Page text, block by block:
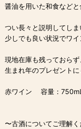
醤油を用いた和食などと
つい長々と説明してし
少しでも良い状況でワ
現地在庫も残っておらず
生まれ年のプレゼントに
赤ワイン 容量：
〜古酒についてご理解